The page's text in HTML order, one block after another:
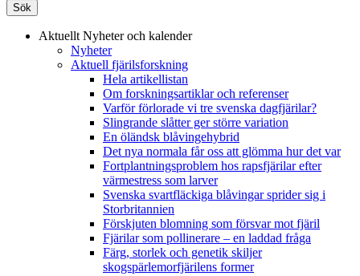
Aktuellt Nyheter och kalender
Nyheter
Aktuell fjärilsforskning
Hela artikellistan
Om forskningsartiklar och referenser
Varför förlorade vi tre svenska dagfjärilar?
Slingrande slåtter ger större variation
En öländsk blåvingehybrid
Det nya normala får oss att glömma hur det var
Fortplantningsproblem hos rapsfjärilar efter
värmestress som larver
Svenska svartfläckiga blåvingar sprider sig i
Storbritannien
Förskjuten blomning som försvar mot fjäril
Fjärilar som pollinerare – en laddad fråga
Färg, storlek och genetik skiljer
skogspärlemorfjärilens former